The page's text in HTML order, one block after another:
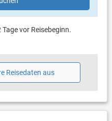
vor Reisebeginn.
Reisedaten aus